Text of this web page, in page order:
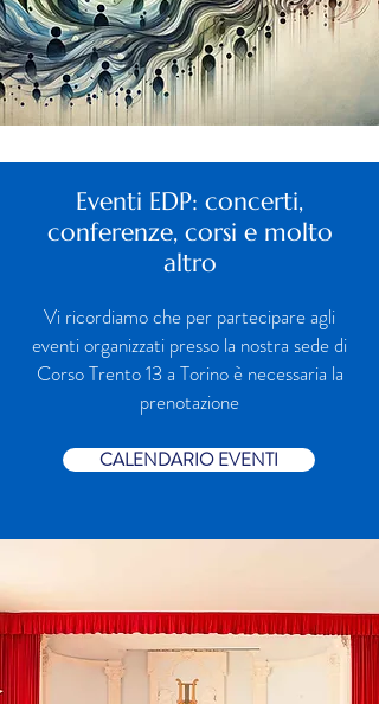
Eventi EDP: concerti,
conferenze, corsi e molto
altro
Vi ricordiamo che per partecipare agli
eventi organizzati presso la nostra sede di
Corso Trento 13 a Torino è necessaria la
prenotazione
CALENDARIO EVENTI